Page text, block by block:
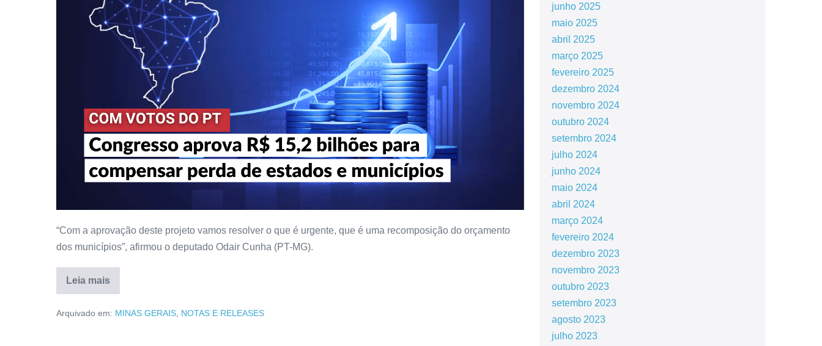
“Com a aprovação deste projeto vamos resolver o que é urgente, que é uma recomposição do orçamento
dos municípios”, afirmou o deputado Odair Cunha (PT-MG).
Leia mais
Arquivado em: MINAS GERAIS, NOTAS E RELEASES
junho 2025
maio 2025
abril 2025
março 2025
fevereiro 2025
dezembro 2024
novembro 2024
outubro 2024
setembro 2024
julho 2024
junho 2024
maio 2024
abril 2024
março 2024
fevereiro 2024
dezembro 2023
novembro 2023
outubro 2023
setembro 2023
agosto 2023
julho 2023